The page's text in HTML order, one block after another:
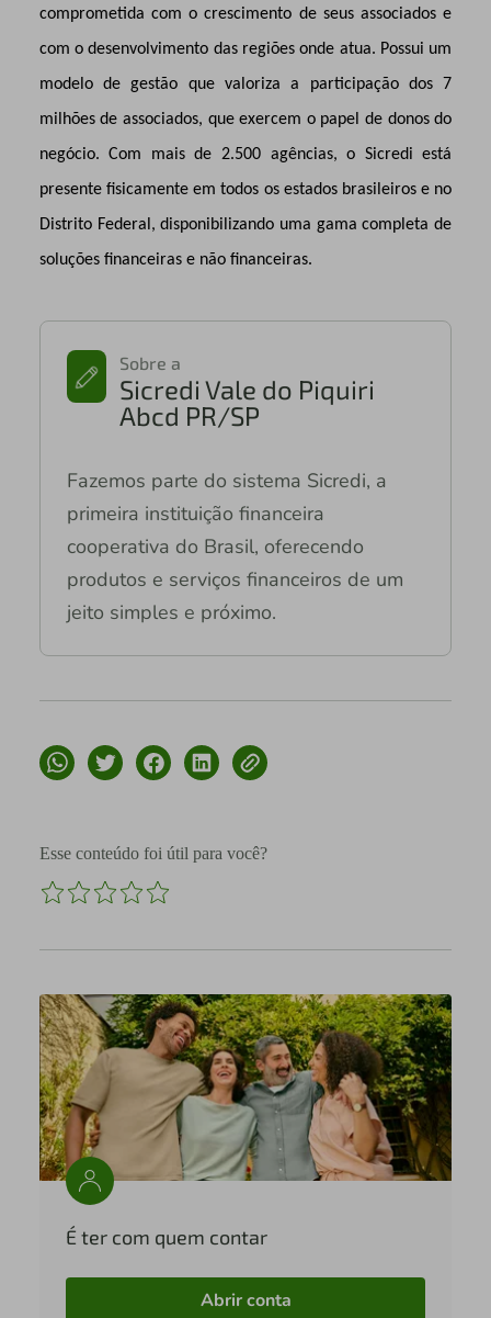
comprometida com o crescimento de seus associados e
com o desenvolvimento das regiões onde atua. Possui um
modelo de gestão que valoriza a participação dos 7
milhões de associados, que exercem o papel de donos do
negócio. Com mais de 2.500 agências, o Sicredi está
presente fisicamente em todos os estados brasileiros e no
Distrito Federal, disponibilizando uma gama completa de
soluções financeiras e não financeiras.
Sobre a
Sicredi Vale do Piquiri
Abcd PR/SP
Fazemos parte do sistema Sicredi, a
primeira instituição financeira
cooperativa do Brasil, oferecendo
produtos e serviços financeiros de um
jeito simples e próximo.
Esse conteúdo foi útil para você?
É ter com quem contar
Abrir conta